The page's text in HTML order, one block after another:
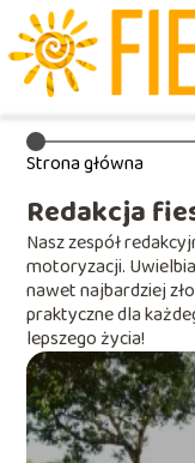
Strona główna
Redakcja
Nasz zespół
motoryzacji.
nawet najbardziej
praktyczne dla
lepszego życia!